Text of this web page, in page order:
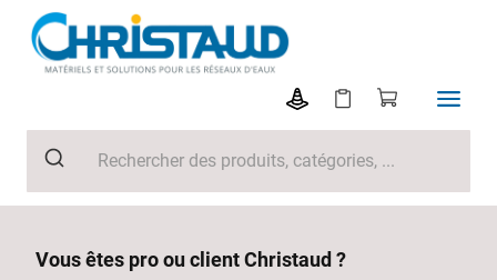
Vous êtes pro ou client Christaud ?